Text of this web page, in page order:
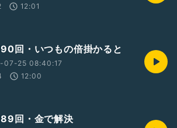
12:01
回・いつもの倍掛かると
07-25 08:40:17
12:00
回・金で解決